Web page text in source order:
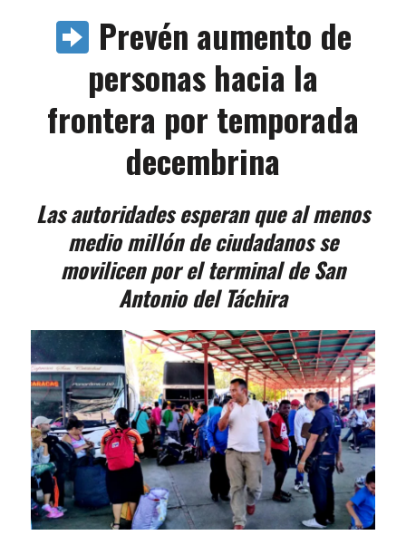
Prevén aumento de
personas hacia la
frontera por temporada
decembrina
Las autoridades esperan que al menos
medio millón de ciudadanos se
movilicen por el terminal de San
Antonio del Táchira